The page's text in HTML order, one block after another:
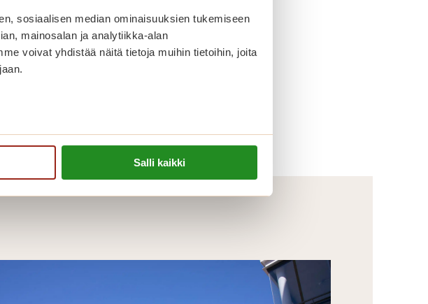
sosiaalisen median ominaisuuksien tukemiseen
mainosalan ja analytiikka-alan
voivat yhdistää näitä tietoja muihin tietoihin, joita
Salli kaikki